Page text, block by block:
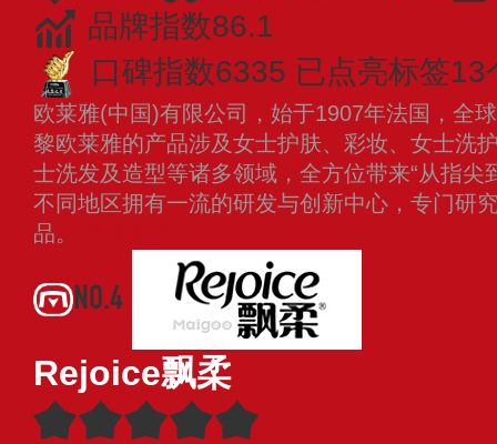
品牌指数86.1
口碑指数6335 已点亮标签13
欧莱雅(中国)有限公司，始于1907年法国，全
黎欧莱雅的产品涉及女士护肤、彩妆、女士洗
士洗发及造型等诸多领域，全方位带来“从指尖
不同地区拥有一流的研发与创新中心，专门研
品。
NO.4
Rejoice飘柔